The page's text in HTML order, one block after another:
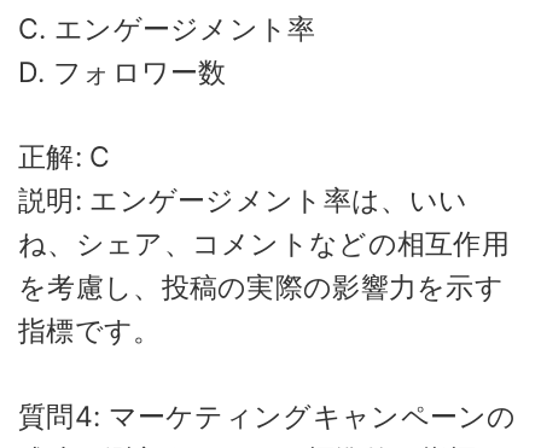
C. エンゲージメント率
D. フォロワー数
正解: C
説明: エンゲージメント率は、いい
ね、シェア、コメントなどの相互作用
を考慮し、投稿の実際の影響力を示す
指標です。
質問4: マーケティングキャンペーンの